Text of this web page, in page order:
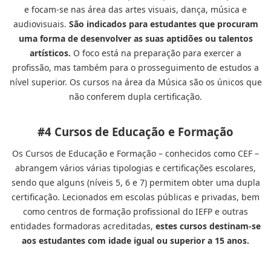
e focam-se nas área das artes visuais, dança, música e
audiovisuais. São indicados para estudantes que procuram
uma forma de desenvolver as suas aptidões ou talentos
artísticos. O foco está na preparação para exercer a
profissão, mas também para o prosseguimento de estudos a
nível superior. Os cursos na área da Música são os únicos que
não conferem dupla certificação.
#4 Cursos de Educação e Formação
Os Cursos de Educação e Formação – conhecidos como CEF –
abrangem vários várias tipologias e certificações escolares,
sendo que alguns (níveis 5, 6 e 7) permitem obter uma dupla
certificação. Lecionados em escolas públicas e privadas, bem
como centros de formação profissional do IEFP e outras
entidades formadoras acreditadas, estes cursos destinam-se
aos estudantes com idade igual ou superior a 15 anos.